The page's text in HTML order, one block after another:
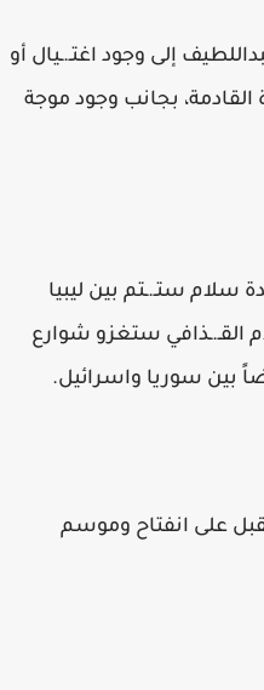
إلى وجود اغتـ.ـيال أو
بجانب وجود موجة
سلام ستـ.ـتم بين ليبيا
القـ.ـذافي ستغزو شوارع
بين سوريا واسرائيل.
على انفتاح وموسم